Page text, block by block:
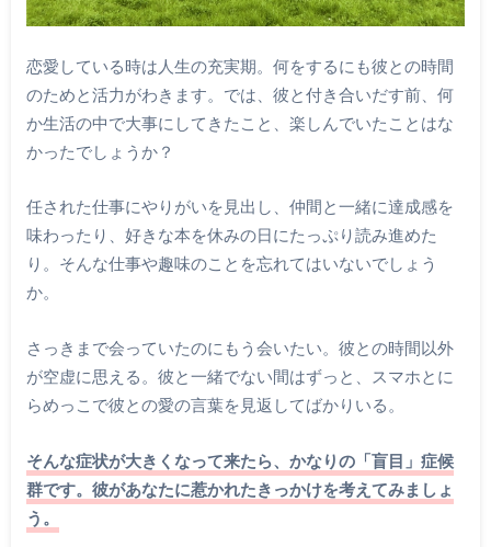
恋愛している時は人生の充実期。何をするにも彼との時間
のためと活力がわきます。では、彼と付き合いだす前、何
か生活の中で大事にしてきたこと、楽しんでいたことはな
かったでしょうか？
任された仕事にやりがいを見出し、仲間と一緒に達成感を
味わったり、好きな本を休みの日にたっぷり読み進めた
り。そんな仕事や趣味のことを忘れてはいないでしょう
か。
さっきまで会っていたのにもう会いたい。彼との時間以外
が空虚に思える。彼と一緒でない間はずっと、スマホとに
らめっこで彼との愛の言葉を見返してばかりいる。
そんな症状が大きくなって来たら、かなりの「盲目」症候
群です。彼があなたに惹かれたきっかけを考えてみましょ
う。